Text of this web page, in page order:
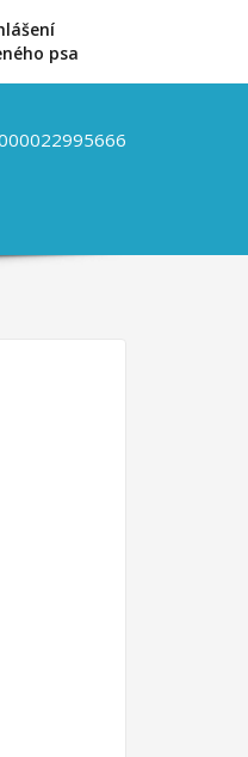
psa